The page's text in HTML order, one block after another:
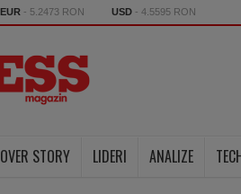
EUR - 5.2473 RON USD - 4.5595 RON
STORY LIDERI ANALIZE